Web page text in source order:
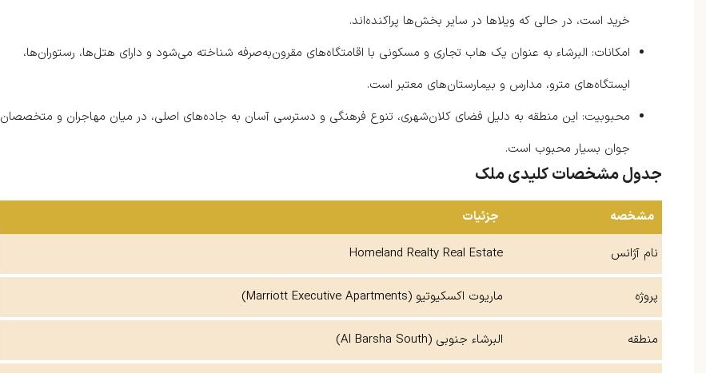
خرید است، در حالی که ویلاها در سایر بخش‌ها پراکنده‌اند.
امکانات: البرشاء به عنوان یک هاب تجاری و مسکونی با اقامتگاه‌های مقرون‌به‌صرفه شناخته می‌شود و دارای هتل‌ها، رستوران‌ها،
ایستگاه‌های مترو، مدارس و بیمارستان‌های معتبر است.
محبوبیت: این منطقه به دلیل فضای کلان‌شهری، تنوع فرهنگی و دسترسی آسان به جاده‌های اصلی، در میان مهاجران و متخصصان
جوان بسیار محبوب است.
جدول مشخصات کلیدی ملک
مشخصه
جزئیات
نام آژانس
Homeland Realty Real Estate
پروژه ماریوت اکسکیوتیو (Marriott Executive Apartments)
منطقه البرشاء جنوبی (Al Barsha South)